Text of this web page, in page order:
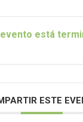
evento está
ESTE